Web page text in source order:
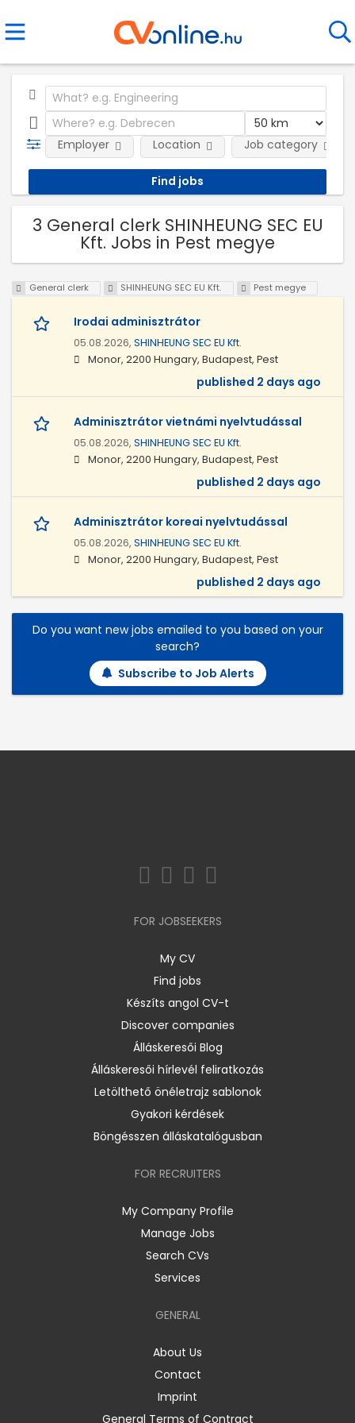
Employer Location Job category
3 General clerk SHINHEUNG SEC EU
Kft. Jobs in Pest megye
General clerk SHINHEUNG SEC EU Kft. Pest megye
Irodai adminisztrátor
05.08.2026, SHINHEUNG SEC EU Kft.
Monor, 2200 Hungary, Budapest, Pest
published 2 days ago
Adminisztrátor vietnámi nyelvtudással
05.08.2026, SHINHEUNG SEC EU Kft.
Monor, 2200 Hungary, Budapest, Pest
published 2 days ago
Adminisztrátor koreai nyelvtudással
05.08.2026, SHINHEUNG SEC EU Kft.
Monor, 2200 Hungary, Budapest, Pest
published 2 days ago
Do you want new jobs emailed to you based on your
search?
Subscribe to Job Alerts
FOR JOBSEEKERS
My CV
Find jobs
Készíts angol CV-t
Discover companies
Álláskeresői Blog
Álláskeresői hírlevél feliratkozás
Letölthető önéletrajz sablonok
Gyakori kérdések
Böngésszen álláskatalógusban
FOR RECRUITERS
My Company Profile
Manage Jobs
Search CVs
Services
GENERAL
About Us
Contact
Imprint
General Terms of Contract